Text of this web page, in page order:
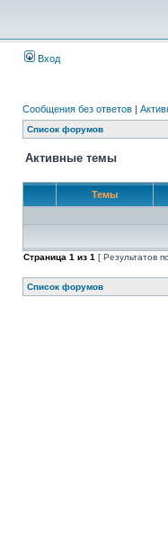
Вход
Сообщения без ответов |
Список форумов
Активные темы
Темы
Страница 1 из 1 [ Результатов
Список форумов